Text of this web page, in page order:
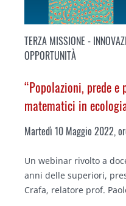
TERZA MISSIONE -
OPPORTUNITÀ
“Popolazioni, prede
matematici in
Martedì 10 Maggio 2022,
Un webinar rivolto a
anni delle superiori,
Crafa, relatore prof.